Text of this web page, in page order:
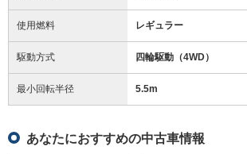
使用燃料 レギュラー
駆動方式 四輪駆動（4WD）
最小回転半径 5.5m
あなたにおすすめの中古車情報